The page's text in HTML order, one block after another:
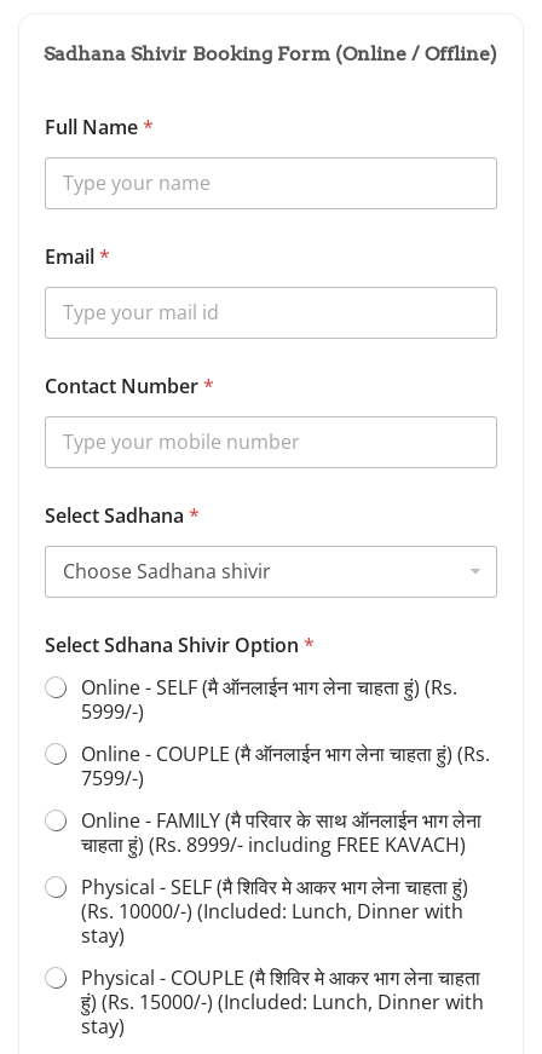
Sadhana Shivir Booking Form (Online / Offline)
Full Name*
d
h
n
C
o
n
a
t
e
t
Email*
Contact Number*
Select Sadhana *
Select Sdhana Shivir Option *
Online - SELF (मै ऑनलाईन भाग लेना चाहता हुं) (Rs.
5999/-)
Online - COUPLE (मै ऑनलाईन भाग लेना चाहता हुं) (Rs.
7599/-)
Online - FAMILY (मै परिवार के साथ ऑनलाईन भाग लेना
चाहता हुं) (Rs. 8999/- including FREE KAVACH)
Physical - SELF (मै शिविर मे आकर भाग लेना चाहता हुं)
(Rs. 10000/-) (Included: Lunch, Dinner with
stay)
Physical - COUPLE (मै शिविर मे आकर भाग लेना चाहता
हुं) (Rs. 15000/-) (Included: Lunch, Dinner with
stay)